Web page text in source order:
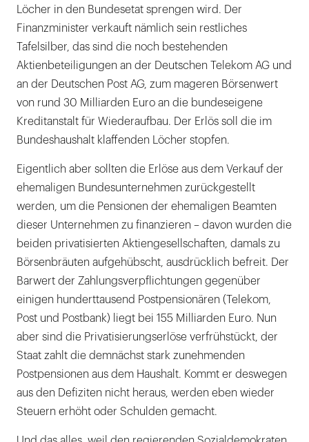
Löcher in den Bundesetat sprengen wird. Der
Finanzminister verkauft nämlich sein restliches
Tafelsilber, das sind die noch bestehenden
Aktienbeteiligungen an der Deutschen Telekom AG und
an der Deutschen Post AG, zum mageren Börsenwert
von rund 30 Milliarden Euro an die bundeseigene
Kreditanstalt für Wiederaufbau. Der Erlös soll die im
Bundeshaushalt klaffenden Löcher stopfen.
Eigentlich aber sollten die Erlöse aus dem Verkauf der
ehemaligen Bundesunternehmen zurückgestellt
werden, um die Pensionen der ehemaligen Beamten
dieser Unternehmen zu finanzieren – davon wurden die
beiden privatisierten Aktiengesellschaften, damals zu
Börsenbräuten aufgehübscht, ausdrücklich befreit. Der
Barwert der Zahlungsverpflichtungen gegenüber
einigen hunderttausend Postpensionären (Telekom,
Post und Postbank) liegt bei 155 Milliarden Euro. Nun
aber sind die Privatisierungserlöse verfrühstückt, der
Staat zahlt die demnächst stark zunehmenden
Postpensionen aus dem Haushalt. Kommt er deswegen
aus den Defiziten nicht heraus, werden eben wieder
Steuern erhöht oder Schulden gemacht.